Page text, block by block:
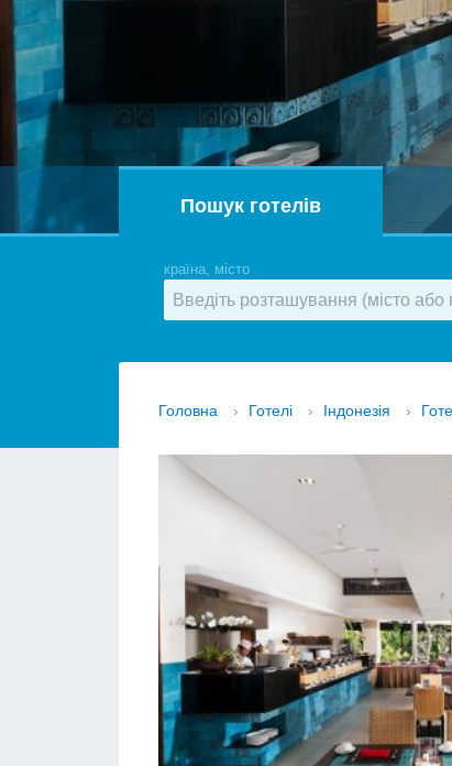
Пошук готелів
країна, місто
Головна › Готелі › Індонезія ›